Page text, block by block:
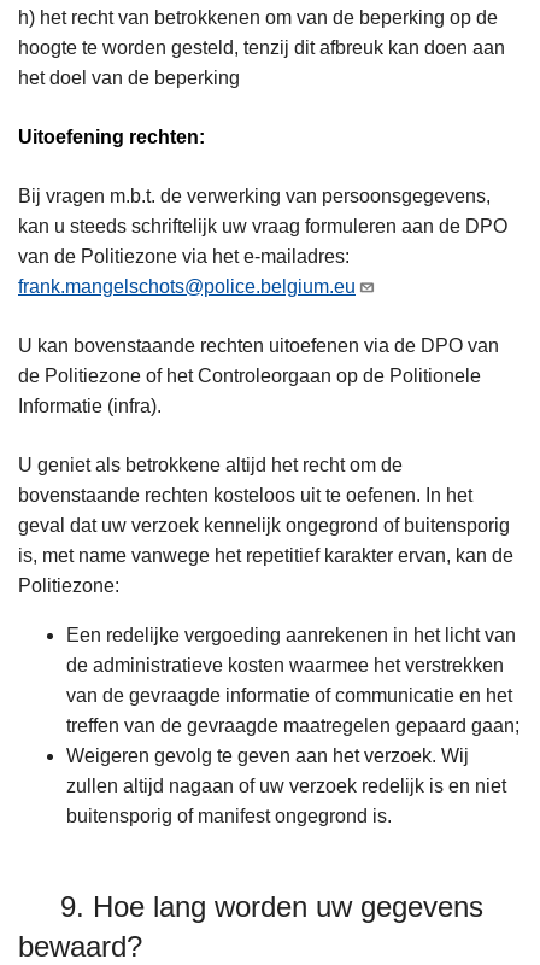
h) het recht van betrokkenen om van de beperking op de
hoogte te worden gesteld, tenzij dit afbreuk kan doen aan
het doel van de beperking
Uitoefening rechten:
Bij vragen m.b.t. de verwerking van persoonsgegevens,
kan u steeds schriftelijk uw vraag formuleren aan de DPO
van de Politiezone via het e-mailadres:
frank.mangelschots@police.belgium.eu
U kan bovenstaande rechten uitoefenen via de DPO van
de Politiezone of het Controleorgaan op de Politionele
Informatie (infra).
U geniet als betrokkene altijd het recht om de
bovenstaande rechten kosteloos uit te oefenen. In het
geval dat uw verzoek kennelijk ongegrond of buitensporig
is, met name vanwege het repetitief karakter ervan, kan de
Politiezone:
Een redelijke vergoeding aanrekenen in het licht van
de administratieve kosten waarmee het verstrekken
van de gevraagde informatie of communicatie en het
treffen van de gevraagde maatregelen gepaard gaan;
Weigeren gevolg te geven aan het verzoek. Wij
zullen altijd nagaan of uw verzoek redelijk is en niet
buitensporig of manifest ongegrond is.
9. Hoe lang worden uw gegevens
bewaard?